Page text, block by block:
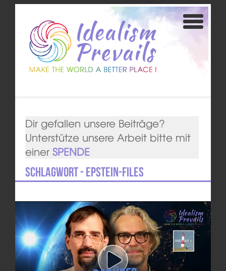
Dir gefallen unsere Beiträge?
Unterstütze unsere Arbeit bitte mit
einer SPENDE
Schlagwort - Epstein-Files